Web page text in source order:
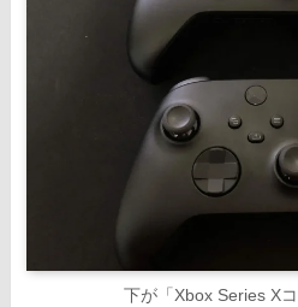
下が「Xbox Series Xコ